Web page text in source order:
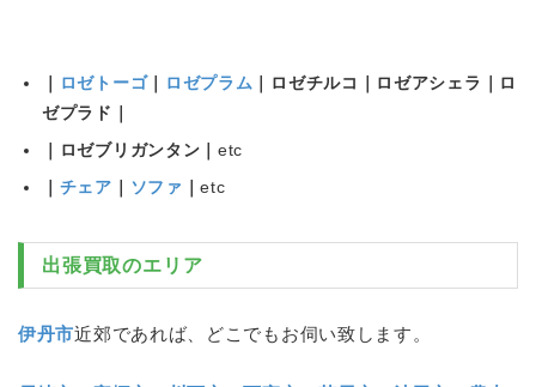
ロゼトーゴ｜ ロゼプラム ｜ロゼチルコ｜ロゼアシェラ｜ロ
ゼプラド｜
｜ロゼブリガンタン｜ etc
チェア ソファ ｜etc
出張買取のエリア
伊丹市近郊であれば、どこでもお伺い致します。